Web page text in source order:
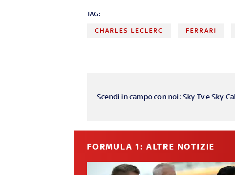
TAG:
CHARLES LECLERC FERRARI
Scendi in campo con noi: Sky Tv e Sky
FORMULA 1: ALTRE NOTIZIE